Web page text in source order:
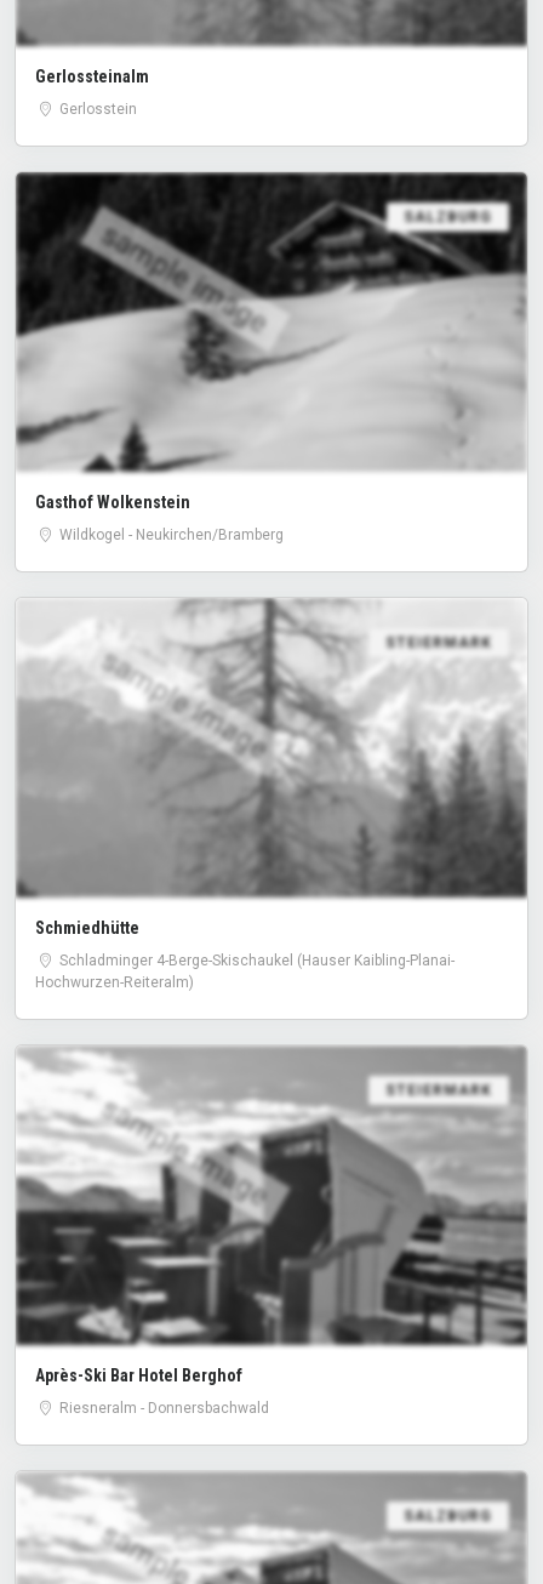
Gerlossteinalm
Gerlosstein
sample image
SALZBURG
Gasthof Wolkenstein
Wildkogel - Neukirchen/Bramberg
sample image
STEIERMARK
Schmiedhütte
Schladminger 4-Berge-Skischaukel (Hauser Kaibling-Planai-
Hochwurzen-Reiteralm)
sample image
STEIERMARK
Après-Ski Bar Hotel Berghof
Riesneralm - Donnersbachwald
SALZBURG